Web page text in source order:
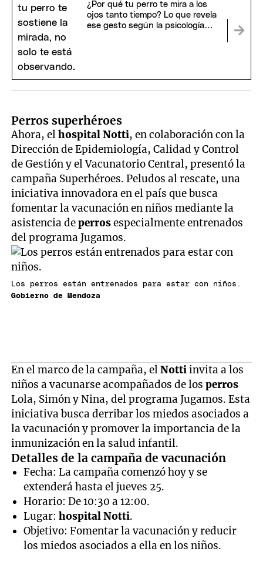
¿Por qué tu perro te mira a los
ojos tanto tiempo? Lo que revela
ese gesto según la psicología
Perros superhéroes
Ahora, elhospital Notti, en colaboración con la
Dirección de Epidemiología, Calidad y Control
de Gestión y el Vacunatorio Central, presentó la
campaña Superhéroes. Peludos al rescate, una
iniciativa innovadora en el país que busca
fomentar la vacunación en niños mediante la
asistencia deperrosespecialmente entrenados
del programa Jugamos.
Los perros están entrenados para estar con niños.
Gobierno de Mendoza
En el marco de la campaña, elNottiinvita a los
niños a vacunarse acompañados de losperros
Lola, Simón y Nina, del programa Jugamos. Esta
iniciativa busca derribar los miedos asociados a
la vacunación y promover la importancia de la
inmunización en la salud infantil.
Detalles de la campaña de vacunación
Fecha: La campaña comenzó hoy y se
extenderá hasta el jueves 25.
Horario: De 10:30 a 12:00.
Lugar:hospital Notti.
Objetivo: Fomentar la vacunación y reducir
los miedos asociados a ella en los niños.